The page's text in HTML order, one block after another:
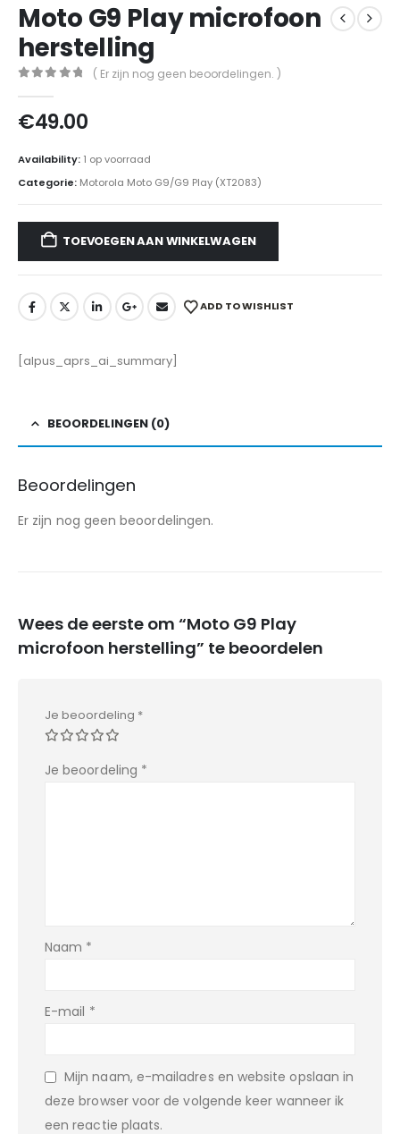
Moto G9 Play microfoon
herstelling
( Er zijn nog geen beoordelingen. )
€49.00
Availability: 1 op voorraad
Categorie: Motorola Moto G9/G9 Play (XT2083)
TOEVOEGEN AAN WINKELWAGEN
ADD TO WISHLIST
[alpus_aprs_ai_summary]
BEOORDELINGEN (0)
Beoordelingen
Er zijn nog geen beoordelingen.
Wees de eerste om “Moto G9 Play
microfoon herstelling” te beoordelen
Je beoordeling *
Je beoordeling *
Naam *
E-mail *
Mijn naam, e-mailadres en website opslaan in
deze browser voor de volgende keer wanneer ik
een reactie plaats.